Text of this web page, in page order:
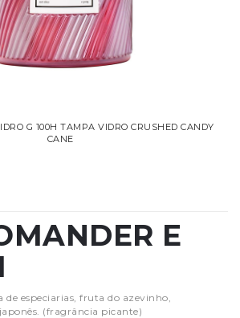
G 100H TAMPA VIDRO CRUSHED CANDY
CANE
E
de especiarias, fruta do azevinho,
(fragrância picante)